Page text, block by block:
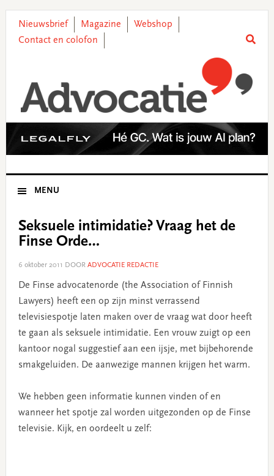
primary
main
primary
footer
Nieuwsbrief Magazine
Webshop
Contact en colofon
MENU
Seksuele intimidatie? Vraag het de
Finse Orde…
6 oktober 2011 DOOR ADVOCATIE REDACTIE
De Finse advocatenorde (the Association of Finnish
Lawyers) heeft een op zijn minst verrassend
televisiespotje laten maken over de vraag wat door heeft
te gaan als seksuele intimidatie. Een vrouw zuigt op een
kantoor nogal suggestief aan een ijsje, met bijbehorende
smakgeluiden. De aanwezige mannen krijgen het warm.
We hebben geen informatie kunnen vinden of en
wanneer het spotje zal worden uitgezonden op de Finse
televisie. Kijk, en oordeelt u zelf: